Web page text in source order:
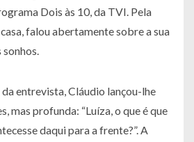
Dois às 10, da TVI. Pela
falou abertamente sobre a sua
sonhos.
da entrevista, Cláudio lançou-lhe
mas profunda: “Luíza, o que é que
daqui para a frente?”. A